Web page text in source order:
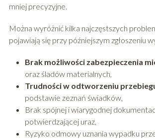
mniej precyzyjne.
Można wyróżnić kilka najczęstszych
pojawiają się przy późniejszym zgłoszeniu
Brak możliwości zabezpieczenia
oraz śladów materialnych,
Trudności w odtworzeniu
podstawie zeznań świadków,
Brak spójnej i wiarygodnej
potwierdzającej uraz,
Ryzyko odmowy uznania wypadku